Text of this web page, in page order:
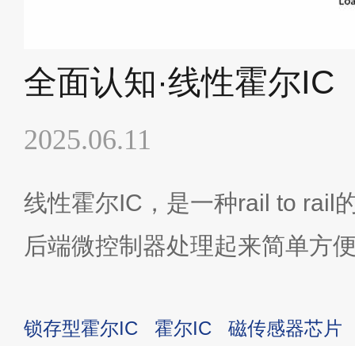
全面认知·线性霍尔IC
2025.06.11
线性霍尔IC，是一种rail to rail
后端微控制器处理起来简单方
锁存型霍尔IC 霍尔IC 磁传感器芯片